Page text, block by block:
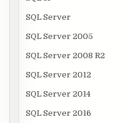
SQL Server
SQL Server 2005
SQL Server 2008 R2
SQL Server 2012
SQL Server 2014
SQL Server 2016